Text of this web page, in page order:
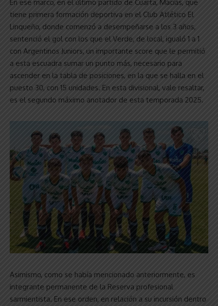
En ese marco, en el último partido de Cuarta, Macías, que
tiene primera formación deportiva en el Club Atlético El
Linqueño, donde comenzó a desempeñarse a los 3 años,
sentenció el gol con los que el Verde, de local, igualó 1 a 1
con Argentinos Juniors, un importante score que le permitió
a esta escuadra sumar un punto más, necesario para
ascender en la tabla de posiciones, en la que se halla en el
puesto 30, con 15 unidades. En esta divisional, vale resaltar,
es el segundo máximo anotador de esta temporada 2025.
Asimismo, como se había mencionado anteriormente, es
integrante permanente de la Reserva profesional
sarmientista. En ese orden, en relación a su incursión dentro